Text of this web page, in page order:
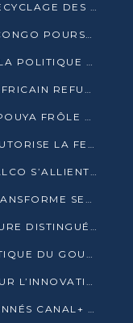
CONGO TERMINAL SOUTIENT LE RECYCLAGE DES DÉCHETS PLASTIQUES À POINTE-NOIRE
CONGO TERMINAL ET RENATURA CONGO POURSUIVENT LEUR COMBAT POUR LA BIODIVERSITÉ
COUPE DU MONDE 2026 : QUAND LA POLITIQUE MENACE L’UNIVERSALITÉ DU FOOTBALL
COUPE DU MONDE : UN ARBITRE AFRICAIN REFUSÉ À L’ENTRÉE DES ÉTATS-UNIS
LE DÉPUTÉ HELLOT MATSON MAMPOUYA FRÔLE LA MORT LORS D’UNE EMBUSCADE DZNS LE POOL
FOOTBALL : LE GOUVERNEMENT AUTORISE LA FECOFOOT À OCCUPER LES COMPLEXES SPORTIFS
CAMEROUN : L’ÉTAT, AGL ET CAMALCO S’ALLIENT POUR UN MÉGA-PROJET FERROVIAIRE
ENVIRONNEMENT : AGL CONGO TRANSFORME SES DÉCHETS EN OUTILS DE FORMATION
DES HOMMES ET FEMMES DE CULTURE DISTINGUÉS POUR LEUR ENGAGEMENT PAR BANTOU CULTURE
MATHIAS DZON CRITIQUE LA POLITIQUE DU GOUVERNEMENT ET ALERTE SUR LA DETTE DU CONGO
OSIANE 2026 : MTN CONGO MISE SUR L’INNOVATION POUR RELEVER LES DÉFIS AFRICAINS
COUPE DU MONDE 2026 : LES ABONNÉS CANAL+ AU CONGO DÉÇUS À QUELQUES JOURS DU COUP D’ENVOI